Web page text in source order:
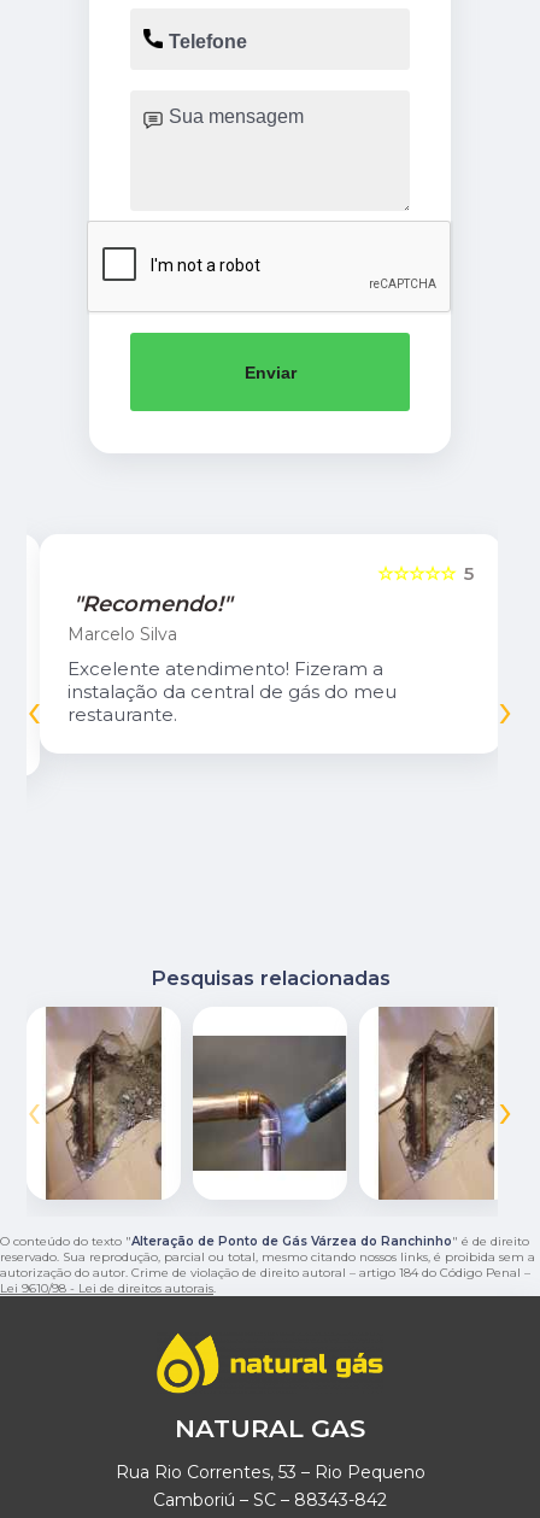
Enviar
5
☆☆☆☆☆
"Recomendo!"
Marcelo Silva
Excelente atendimento! Fizeram a
instalação da central de gás do meu
restaurante.
‹ ›
Pesquisas relacionadas
‹ ›
O conteúdo do texto "Alteração de Ponto de Gás Várzea do Ranchinho" é de direito
reservado. Sua reprodução, parcial ou total, mesmo citando nossos links, é proibida sem a
autorização do autor. Crime de violação de direito autoral – artigo 184 do Código Penal –
Lei 9610/98 - Lei de direitos autorais.
NATURAL GAS
Rua Rio Correntes, 53 – Rio Pequeno
Camboriú – SC – 88343-842